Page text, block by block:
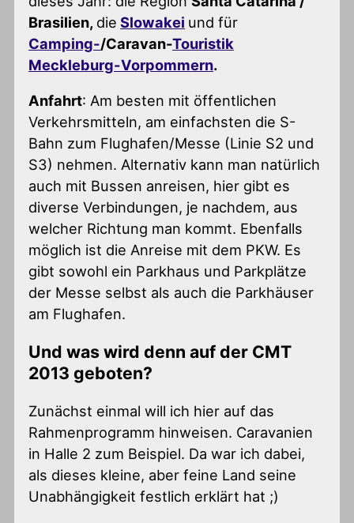
Brasilien, die Slowakei und für
Camping-/Caravan-Touristik
Meckleburg-Vorpommern.
Anfahrt: Am besten mit öffentlichen
Verkehrsmitteln, am einfachsten die S-
Bahn zum Flughafen/Messe (Linie S2 und
S3) nehmen. Alternativ kann man natürlich
auch mit Bussen anreisen, hier gibt es
diverse Verbindungen, je nachdem, aus
welcher Richtung man kommt. Ebenfalls
möglich ist die Anreise mit dem PKW. Es
gibt sowohl ein Parkhaus und Parkplätze
der Messe selbst als auch die Parkhäuser
am Flughafen.
Und was wird denn auf der CMT
2013 geboten?
Zunächst einmal will ich hier auf das
Rahmenprogramm hinweisen. Caravanien
in Halle 2 zum Beispiel. Da war ich dabei,
als dieses kleine, aber feine Land seine
Unabhängigkeit festlich erklärt hat ;)